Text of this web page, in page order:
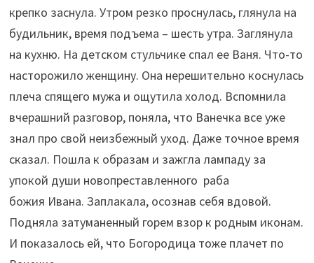
крепко заснула. Утром резко проснулась, глянула на
будильник, время подъема – шесть утра. Заглянула
на кухню. На детском стульчике спал ее Ваня. Что-то
насторожило женщину. Она нерешительно коснулась
плеча спящего мужа и ощутила холод. Вспомнила
вчерашний разговор, поняла, что Ванечка все уже
знал про свой неизбежный уход. Даже точное время
сказал. Пошла к образам и зажгла лампаду за
упокой души новопреставленного раба
божия Ивана. Заплакала, осознав себя вдовой.
Подняла затуманенный горем взор к родным иконам.
И показалось ей, что Богородица тоже плачет по